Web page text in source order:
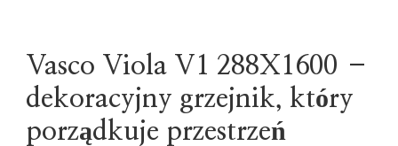
Vasco Viola V1 288X1600 –
dekoracyjny grzejnik, który
porządkuje przestrzeń